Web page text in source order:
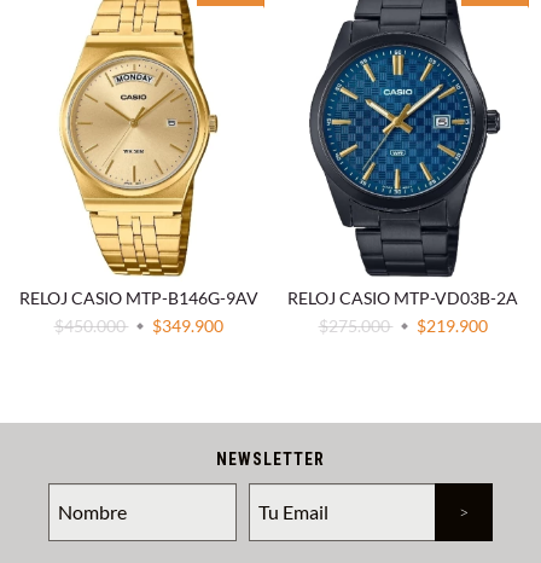
RELOJ CASIO MTP-B146G-9AV
$450.000
$349.900
RELOJ CASIO MTP-VD03B-2A
$275.000
$219.900
NEWSLETTER